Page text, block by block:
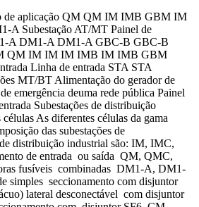
de aplicação QM QM IM IMB GBM IM
Subestação AT/MT Painel de
A DM1-A DM1-A GBC-B GBC-B
QM IM IM IM IMB IM IMB GBM
Linha de entrada STA STA
MT/BT Alimentação do gerador de
emergência deuma rede pública Painel
Subestações de distribuição
As diferentes células da gama
das subestações de
distribuição industrial são: IM, IMC,
de entrada ou saída QM, QMC,
fusíveis combinadas DM1-A, DM1-
simples seccionamento com disjuntor
lateral desconectável com disjuntor